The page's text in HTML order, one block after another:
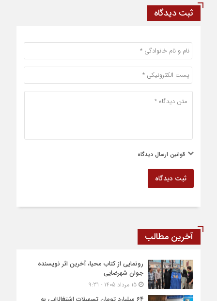
ثبت دیدگاه
قوانین ارسال دیدگاه
ثبت دیدگاه
آخرین مطالب
رونمایی از کتاب محیا، آخرین اثر نویسنده
جوان شهرضایی
15 مرداد 1405 - 9:31